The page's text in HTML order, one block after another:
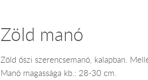
Zöld manó
Zöld őszi szerencsemanó, kalapban.
Manó magassága kb.: 28-30 cm.